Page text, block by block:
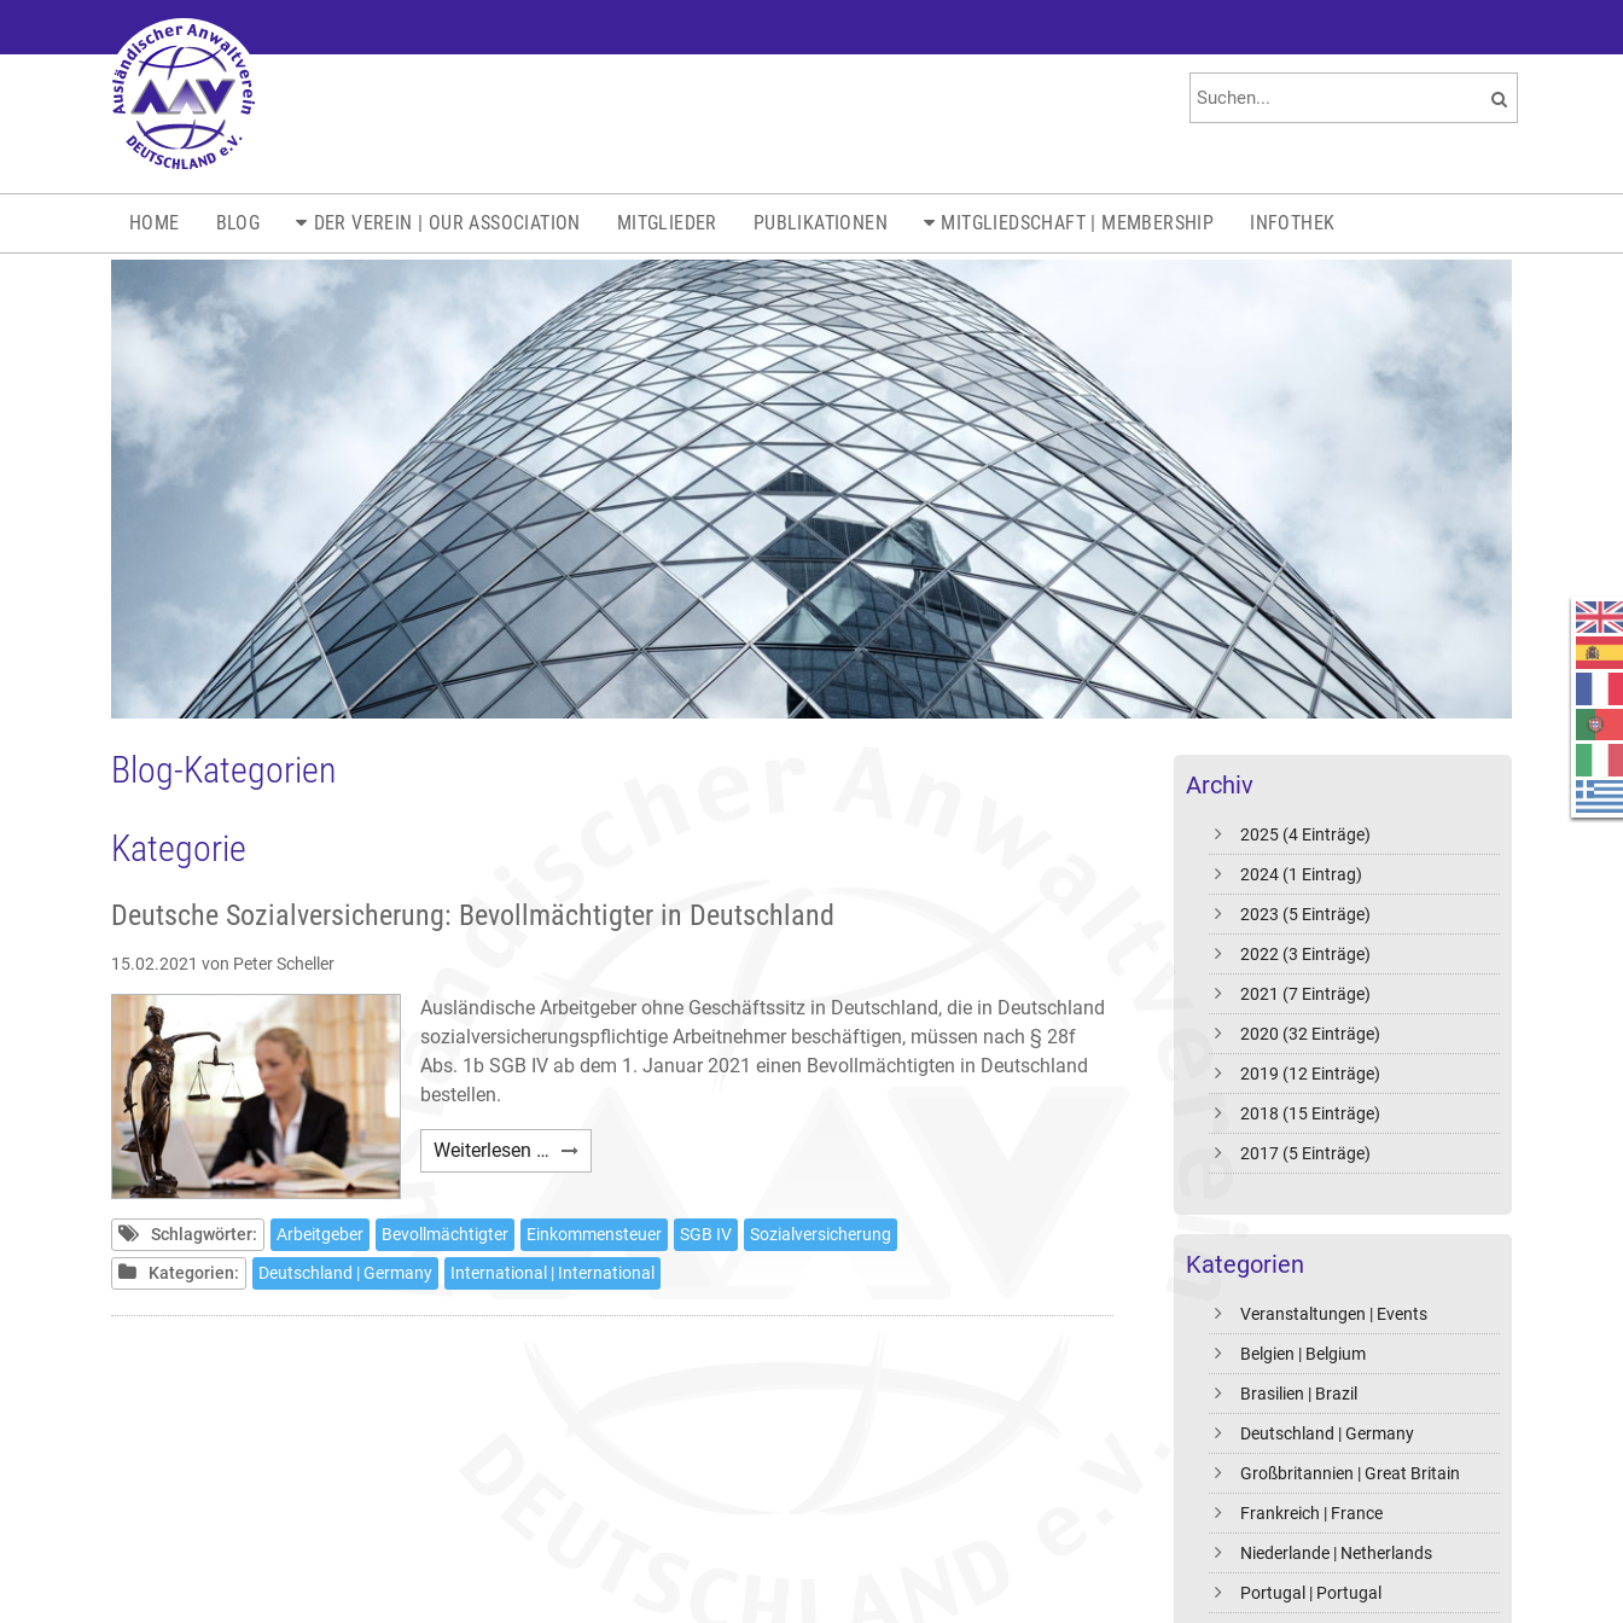
HOME BLOG DER VEREIN | OUR ASSOCIATION MITGLIEDER PUBLIKATIONEN MITGLIEDSCHAFT | MEMBERSHIP INFOTHEK
Archiv
2025 (4 Einträge)
2024 (1 Eintrag)
2023 (5 Einträge)
2022 (3 Einträge)
2021 (7 Einträge)
2020 (32 Einträge)
2019 (12 Einträge)
2018 (15 Einträge)
2017 (5 Einträge)
Kategorien
Veranstaltungen | Events
Belgien | Belgium
Brasilien | Brazil
Deutschland | Germany
Großbritannien | Great Britain
Frankreich | France
Niederlande | Netherlands
Portugal | Portugal
Blog-Kategorien
Kategorie
Deutsche Sozialversicherung: Bevollmächtigter in Deutschland
15.02.2021 von Peter Scheller
Ausländische Arbeitgeber ohne Geschäftssitz in Deutschland, die in Deutschland
sozialversicherungspflichtige Arbeitnehmer beschäftigen, müssen nach § 28f
Abs. 1b SGB IV ab dem 1. Januar 2021 einen Bevollmächtigten in Deutschland
bestellen.
Weiterlesen … Deutsche
Sozialversicherung:
in
Deutschland
Schlagwörter: Arbeitgeber Bevollmächtigter Einkommensteuer SGB IV
Sozialversicherung
Kategorien:
Deutschland | Germany International | International